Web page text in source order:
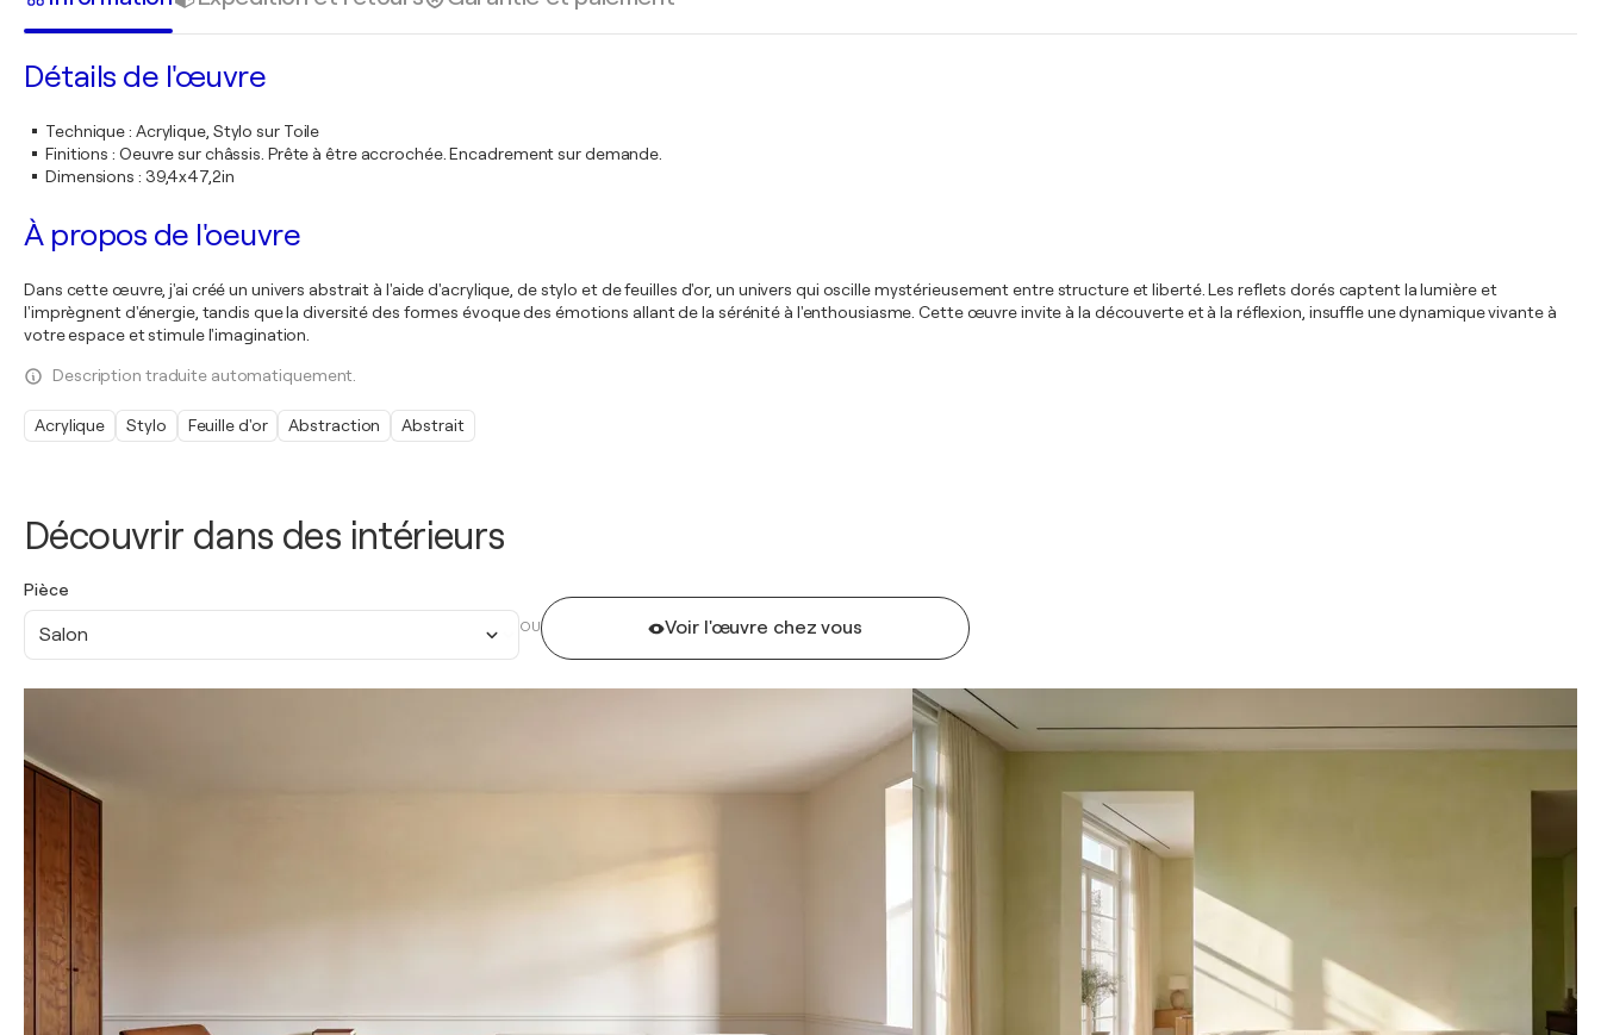
Découvrir dans des intérieurs
Pièce
Salon OU Voir l'œuvre chez vous
Détails de l'œuvre
Technique: Acrylique, Stylo sur Toile
Finitions : Oeuvre sur châssis. Prête à être accrochée. Encadrement sur demande.
Dimensions : 39,4x47,2in
À propos de l'oeuvre
Dans cette œuvre, j'ai créé un univers abstrait à l'aide d'acrylique, de stylo et de feuilles d'or, un univers qui oscille mystérieusement entre structure et liberté. Les reflets dorés captent la lumière et
l'imprègnent d'énergie, tandis que la diversité des formes évoque des émotions allant de la sérénité à l'enthousiasme. Cette œuvre invite à la découverte et à la réflexion, insuffle une dynamique vivante à
votre espace et stimule l'imagination.
Description traduite automatiquement.
Acrylique Stylo Feuille d'or Abstraction Abstrait